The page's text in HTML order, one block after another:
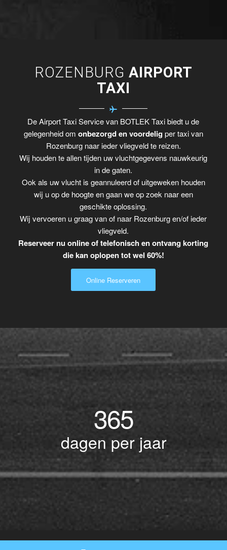
ROZENBURG AIRPORT
TAXI
De Airport Taxi Service van BOTLEK Taxi biedt u de
gelegenheid om onbezorgd en voordelig per taxi van
Rozenburg naar ieder vliegveld te reizen.
Wij houden te allen tijden uw vluchtgegevens nauwkeurig
in de gaten.
Ook als uw vlucht is geannuleerd of uitgeweken houden
wij u op de hoogte en gaan we op zoek naar een
geschikte oplossing.
Wij vervoeren u graag van of naar Rozenburg en/of ieder
vliegveld.
Reserveer nu online of telefonisch en ontvang korting
die kan oplopen tot wel 60%!
Online Reserveren
365
dagen per jaar